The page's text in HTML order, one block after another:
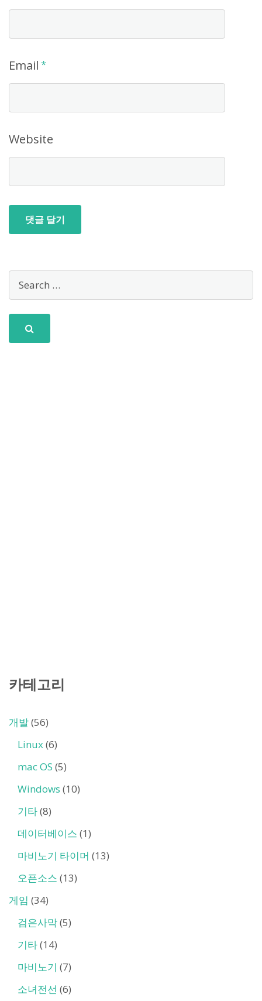
Email *
Website
카테고리
개발(56)
Linux(6)
mac OS (5)
Windows (10)
기타(8)
데이터베이스 (1)
마비노기 타이머 (13)
오픈소스 (13)
게임 (34)
검은사막(5)
기타(14)
마비노기 (7)
소녀전선 (6)